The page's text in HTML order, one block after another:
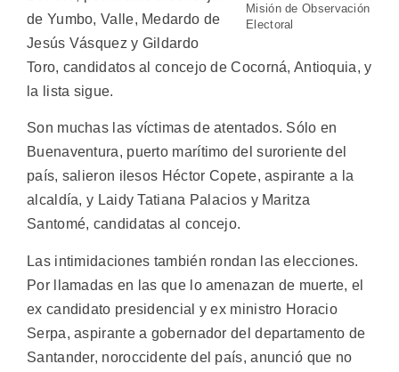
Misión de Observación
Electoral
de Yumbo, Valle, Medardo de
Jesús Vásquez y Gildardo
Toro, candidatos al concejo de Cocorná, Antioquia, y
la lista sigue.
Son muchas las víctimas de atentados. Sólo en
Buenaventura, puerto marítimo del suroriente del
país, salieron ilesos Héctor Copete, aspirante a la
alcaldía, y Laidy Tatiana Palacios y Maritza
Santomé, candidatas al concejo.
Las intimidaciones también rondan las elecciones.
Por llamadas en las que lo amenazan de muerte, el
ex candidato presidencial y ex ministro Horacio
Serpa, aspirante a gobernador del departamento de
Santander, noroccidente del país, anunció que no